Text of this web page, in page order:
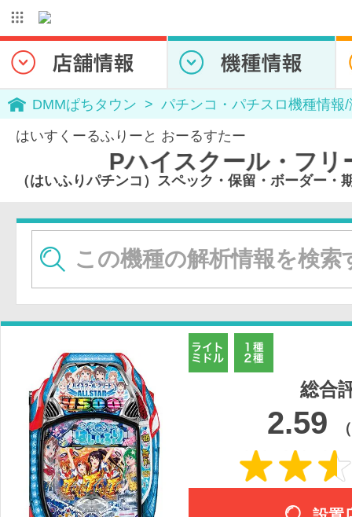
DMMぱちタウン パチンコ・パチスロ機種情報
はいすくーるふりーと おーるすたー
クール・フリート オールスタ
（はいふりパチンコ）スペック・保留・ボーダー・
総合
2.59